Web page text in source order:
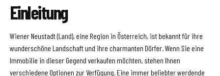
Einleitung
Wiener Neustadt (Land), eine Region in Österreich, ist bekannt für ihre
wunderschöne Landschaft und ihre charmanten Dörfer. Wenn Sie eine
Immobilie in dieser Gegend verkaufen möchten, stehen Ihnen
verschiedene Optionen zur Verfügung. Eine immer beliebter werdende